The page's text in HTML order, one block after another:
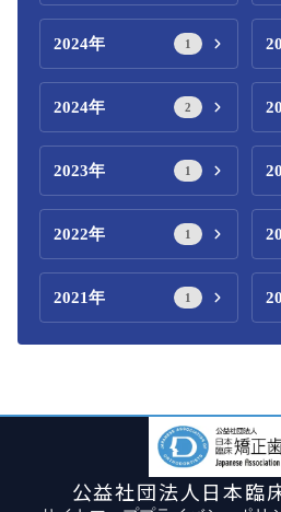
2024年 1
2024年 2
2023年 1
2022年 1
2021年 1
公益社団法人日本臨